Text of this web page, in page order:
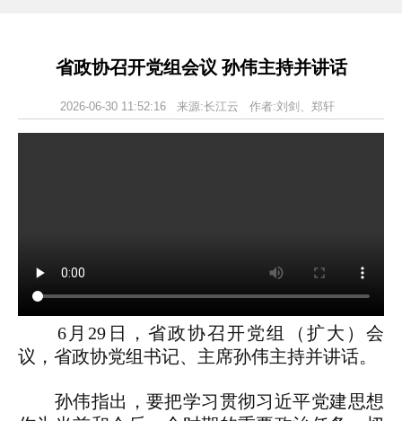
省政协召开党组会议 孙伟主持并讲话
2026-06-30 11:52:16 来源:长江云 作者:刘剑、郑轩
6月29日，省政协召开党组（扩大）会
议，省政协党组书记、主席孙伟主持并讲话。
孙伟指出，要把学习贯彻习近平党建思想